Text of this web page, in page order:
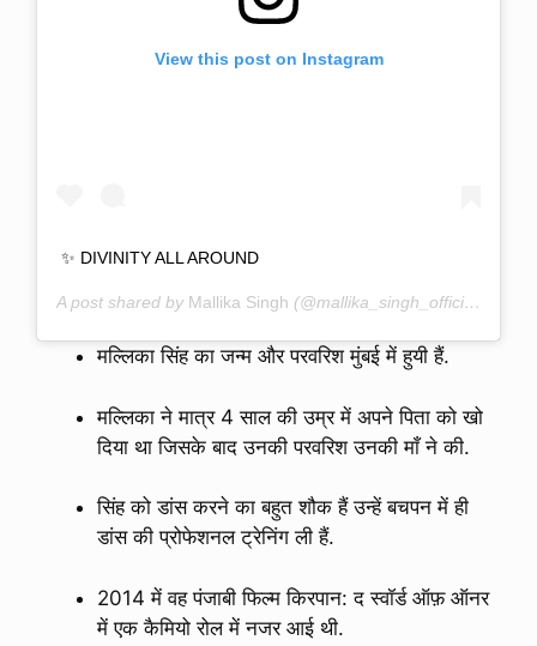
View this post on Instagram
✨ DIVINITY ALL AROUND
A post shared by Mallika Singh (@mallika_singh_official_) on
मल्लिका सिंह का जन्म और परवरिश मुंबई में हुयी हैं.
मल्लिका ने मात्र 4 साल की उम्र में अपने पिता को खो
दिया था जिसके बाद उनकी परवरिश उनकी माँ ने की.
सिंह को डांस करने का बहुत शौक हैं उन्हें बचपन में ही
डांस की प्रोफेशनल ट्रेनिंग ली हैं.
2014 में वह पंजाबी फिल्म किरपान: द स्वॉर्ड ऑफ़ ऑनर
में एक कैमियो रोल में नजर आई थी.